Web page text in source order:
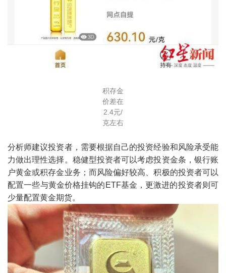
积存金
价差在
2.4元/
克左右
分析师建议投资者，需要根据自己的投资经验和风险承受能
力做出理性选择。稳健型投资者可以考虑投资金条，银行账
户黄金或积存金业务；而风险偏好较高、积极的投资者可以
配置一些与黄金价格挂钩的ETF基金，更激进的投资者则可
少量配置黄金期货。